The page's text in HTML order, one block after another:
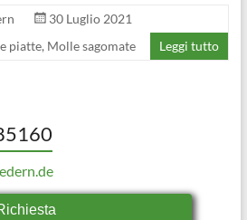
30 Luglio 2021
piatte, Molle sagomate Leggi tutto